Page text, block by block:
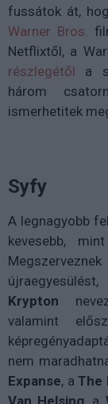
fussátok át,
Warner Bros.
Netflixtől, a
részlegétől a
három
ismerhetitek
Syfy
A legnagyobb
kevesebb,
Krypton
valamint
nem
Expanse, aThe
Van Helsing , a